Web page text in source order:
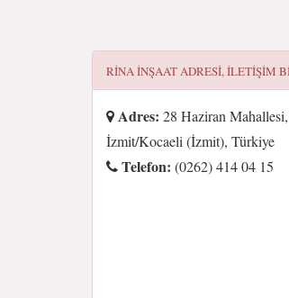
RINA İNŞAATADRESI, ILETIŞIM
Adres: 28 Haziran
İzmit/Kocaeli (İzmit), Türkiye
Telefon: (0262) 414 04 15